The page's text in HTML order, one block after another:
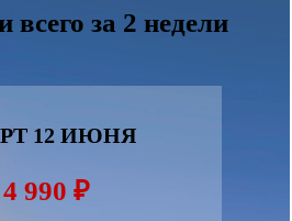
всего за 2 недели
4 990 ₽
12 ИЮНЯ